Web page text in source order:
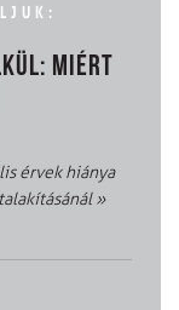
MIÉRT
érvek hiánya
»